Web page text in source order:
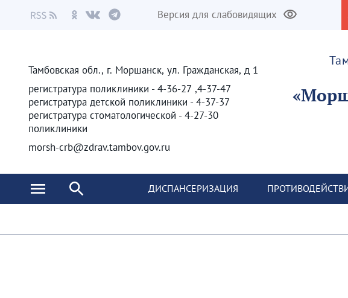
Версия для слабовидящих
Тамбовская обл., г. Моршанск, ул. Гражданская, д 1
4-37-47, 4-36-27 - регистратура поликлиники
4-37-37 - регистратура детской поликлиники
4-27-30 - регистратура стоматологической
поликлиники
morsh-crb@zdrav.tambov.gov.ru
ДИСПАНСЕРИЗАЦИЯ